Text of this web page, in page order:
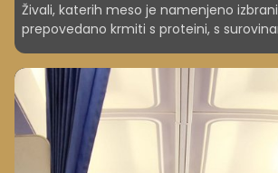
Živali, katerih meso je namenjeno
prepovedano krmiti s proteini, s
listi, kot je ribja moka. Transport ne sme
kilometrov, na vsakem predpakiranem
naveden rejec.